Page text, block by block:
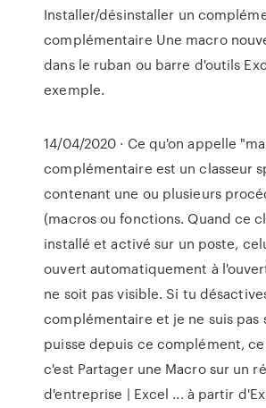
Installer/désinstaller un
complémentaire Une macro
dans le ruban ou barre d'outils
exemple.
14/04/2020 · Ce qu'on appelle
complémentaire est un classeur
contenant une ou plusieurs
(macros ou fonctions. Quand ce
installé et activé sur un poste,
ouvert automatiquement à
ne soit pas visible. Si tu
complémentaire et je ne suis pas
puisse depuis ce complément,
c'est Partager une Macro sur un
d'entreprise | Excel ... à partir